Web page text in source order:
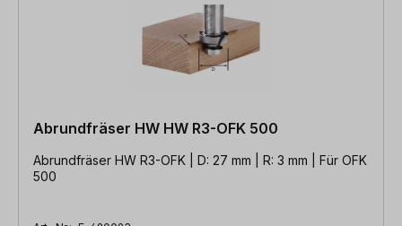
Abrundfräser HW HW R3-OFK 500
Abrundfräser HW R3-OFK | D: 27 mm | R: 3 mm | Für OFK
500